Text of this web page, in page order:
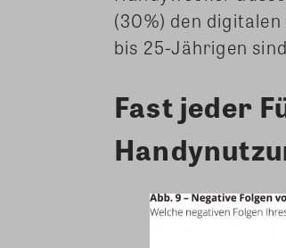
(30%) den
bis 25-Jährigen
Fast jeder